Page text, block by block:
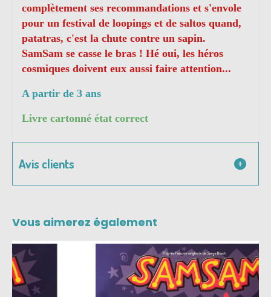
complètement ses recommandations et s'envole
pour un festival de loopings et de saltos quand,
patatras, c'est la chute contre un sapin.
SamSam se casse le bras ! Hé oui, les héros
cosmiques doivent eux aussi faire attention...
A partir de 3 ans
Livre cartonné état correct
Avis clients
Vous aimerez également